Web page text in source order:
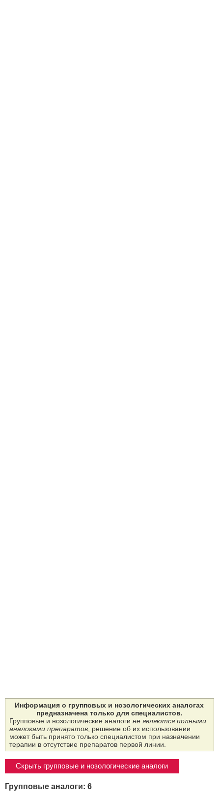
Информация о групповых и нозологических аналогах
предназначена только для специалистов.
Групповые и нозологические аналоги не являются полными
аналогами препаратов, решение об их использовании
может быть принято только специалистом при назначении
терапии в отсутствие препаратов первой линии.
Скрыть групповые и нозологические аналоги
Групповые аналоги: 6